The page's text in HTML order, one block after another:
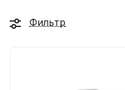
Фильтр